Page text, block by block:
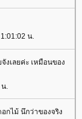
น.
งเลยค่ะ เหมือนของ
น.
กไม้ นึกว่าของจริง